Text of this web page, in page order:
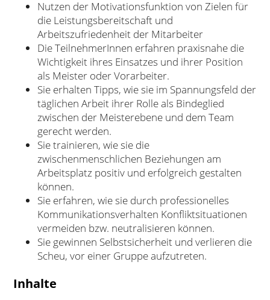
Nutzen der Motivationsfunktion von Zielen für
die Leistungsbereitschaft und
Arbeitszufriedenheit der Mitarbeiter
Die TeilnehmerInnen erfahren praxisnahe die
Wichtigkeit ihres Einsatzes und ihrer Position
als Meister oder Vorarbeiter.
Sie erhalten Tipps, wie sie im Spannungsfeld der
täglichen Arbeit ihrer Rolle als Bindeglied
zwischen der Meisterebene und dem Team
gerecht werden.
Sie trainieren, wie sie die
zwischenmenschlichen Beziehungen am
Arbeitsplatz positiv und erfolgreich gestalten
können.
Sie erfahren, wie sie durch professionelles
Kommunikationsverhalten Konfliktsituationen
vermeiden bzw. neutralisieren können.
Sie gewinnen Selbstsicherheit und verlieren die
Scheu, vor einer Gruppe aufzutreten.
Inhalte